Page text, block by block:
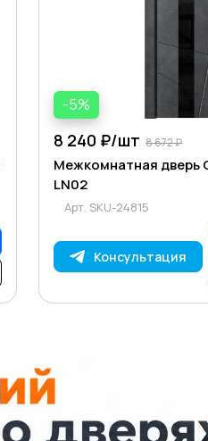
-5%
8 240 ₽/шт 8 672 ₽
Межкомнатная дверь
LN02
Арт. SKU-24815
Консультация